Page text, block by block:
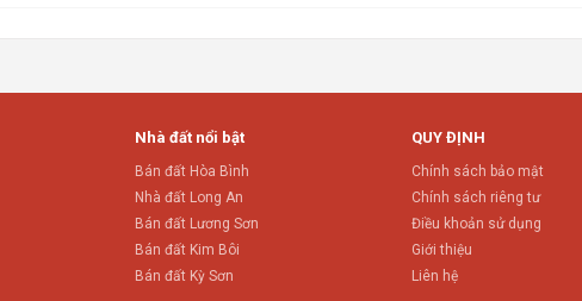
Nhà đất nổi bật
Bán đất Hòa Bình
Nhà đất Long An
Bán đất Lương Sơn
Bán đất Kim Bôi
Bán đất Kỳ Sơn
QUY ĐỊNH
Chính sách bảo mật
Chính sách riêng tư
Điều khoản sử dụng
Giới thiệu
Liên hệ